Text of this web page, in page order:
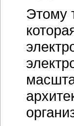
Этому